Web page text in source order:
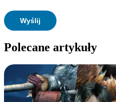
Polecane artykuły